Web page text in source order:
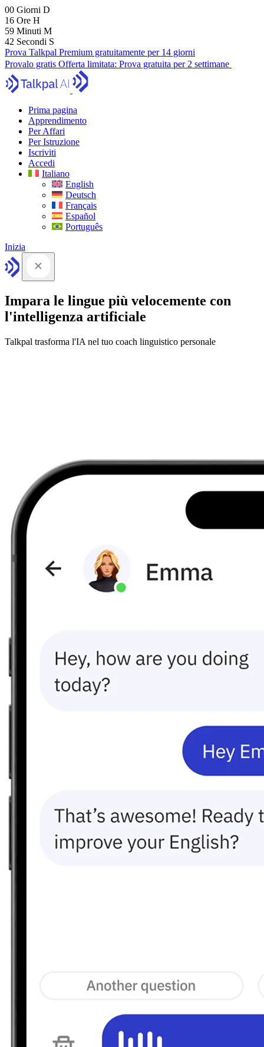
00 Giorni D
16 Ore H
59 Minuti M
41 Secondi S
Prova Talkpal Premium gratuitamente per 14 giorni
Provalo gratis Offerta limitata: Prova gratuita per 2 settimane
Prima pagina
Apprendimento
Per Affari
Per Istruzione
Iscriviti
Accedi
Italiano
English
Deutsch
Français
Español
Português
Inizia
Impara le lingue più velocemente con
l'intelligenza artificiale
Talkpal trasforma l'IA nel tuo coach linguistico personale